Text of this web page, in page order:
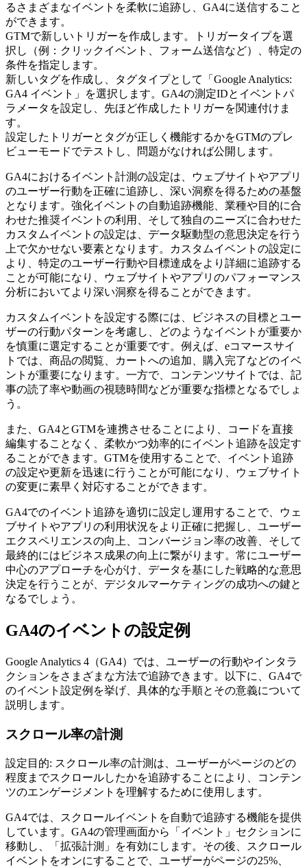
るさまざまなイベントを柔軟に追跡し、GA4に送信すること
ができます。
GTMで新しいトリガーを作成します。トリガータイプを選
択し（例：クリックイベント、フォーム送信など）、特定の
条件を指定します。
新しいタグを作成し、タグタイプとして「Google Analytics:
GA4 イベント」を選択します。GA4の測定IDとイベントパ
ラメータを設定し、先ほど作成したトリガーを関連付けま
す。
設定したトリガーとタグが正しく機能するかをGTMのプレ
ビューモードでテストし、問題がなければ公開します。
GA4におけるイベント計測の設定は、ウェブサイトやアプリ
のユーザー行動を正確に追跡し、深い洞察を得るための基盤
となります。強化イベントの自動追跡機能、業種や目的に合
わせた推奨イベントの利用、そして独自のニーズに合わせた
カスタムイベントの設定は、データ駆動型の意思決定を行う
上で欠かせない要素となります。カスタムイベントの設定に
より、特定のユーザー行動や目標達成をより詳細に追跡する
ことが可能になり、ウェブサイトやアプリのパフォーマンス
分析においてより深い洞察を得ることができます。
カスタムイベントを設定する際には、ビジネスの目標とユー
ザーの行動パターンを考慮し、どのようなイベントが重要か
を慎重に選定することが重要です。例えば、eコマースサイ
トでは、商品の閲覧、カートへの追加、購入完了などのイベ
ントが重要になります。一方で、コンテンツサイトでは、記
事の読了率や動画の視聴時間などが重要な指標となるでしょ
う。
また、GA4とGTMを連携させることにより、コードを直接
編集することなく、柔軟かつ効率的にイベント追跡を設定す
ることができます。GTMを使用することで、イベント追跡
の設定や更新を迅速に行うことが可能になり、ウェブサイト
の変更に素早く対応することができます。
GA4でのイベント追跡を適切に設定し運用することで、ウェ
ブサイトやアプリの利用状況をより正確に把握し、ユーザー
エクスペリエンスの向上、コンバージョン率の改善、そして
最終的にはビジネス成果の向上に繋がります。常にユーザー
中心のアプローチを心がけ、データを基にした戦略的な意思
決定を行うことが、デジタルマーケティングの成功への鍵と
なるでしょう。
GA4のイベントの設定例
Google Analytics 4（GA4）では、ユーザーの行動やインタラ
クションをさまざまな方法で追跡できます。以下に、GA4で
のイベント設定例を挙げ、具体的な手順とその意義について
説明します。
スクロール率の計測
設定目的: スクロール率の計測は、ユーザーがページのどの
程度までスクロールしたかを追跡することにより、コンテン
ツのエンゲージメントを理解するために使用します。
GA4では、スクロールイベントを自動で追跡する機能を提供
しています。GA4の管理画面から「イベント」セクションに
移動し、「拡張計測」を有効にします。その後、スクロール
イベントをオンにすることで、ユーザーがページの25%、